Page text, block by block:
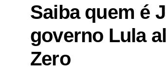
Saiba quem é
governo Lula
Zero